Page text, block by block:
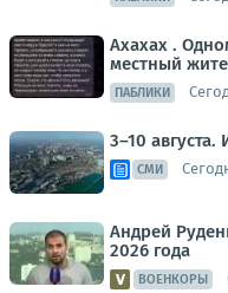
Ахахах .
местный
ПАБЛИКИ
3–10
СМИ
Андрей
2026 года
ВОЕНКОРЫ